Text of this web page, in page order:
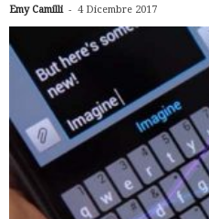
Emy Camilli - 4 Dicembre 2017